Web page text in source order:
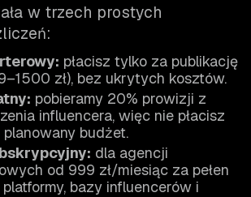
w trzech prostych
płacisz tylko za publikację
zł), bez ukrytych kosztów.
pobieramy 20% prowizji z
influencera, więc nie płacisz
budżet.
dla agencji
od 999 zł/miesiąc za pełen
bazy influencerów i